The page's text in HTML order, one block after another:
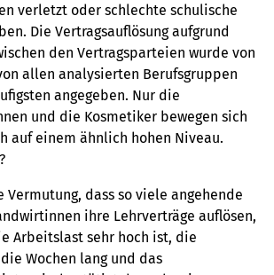
verletzt oder schlechte schulische
Die Vertragsauflösung aufgrund
den Vertragsparteien wurde von
allen analysierten Berufsgruppen
angegeben. Nur die
und die Kosmetiker bewegen sich
auf einem ähnlich hohen Niveau.
Vermutung, dass so viele angehende
ihre Lehrverträge auflösen,
Arbeitslast sehr hoch ist, die
Wochen lang und das